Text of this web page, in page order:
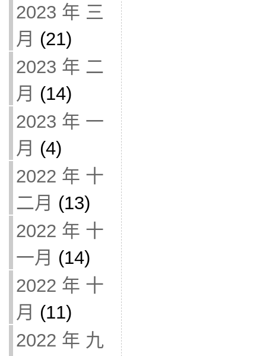
2023 年 三
月 (21)
2023 年 二
月 (14)
2023 年 一
月 (4)
2022 年 十
二月 (13)
2022 年 十
一月 (14)
2022 年 十
月 (11)
2022 年 九